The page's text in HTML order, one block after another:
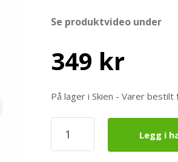
Se produktvideo under
349 kr
På lager i Skien - Varer
NATIONAL
GEOGRAPHIC
-
Legg i